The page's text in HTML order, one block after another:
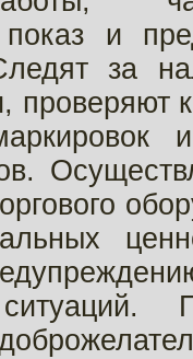
и
за
проверяют